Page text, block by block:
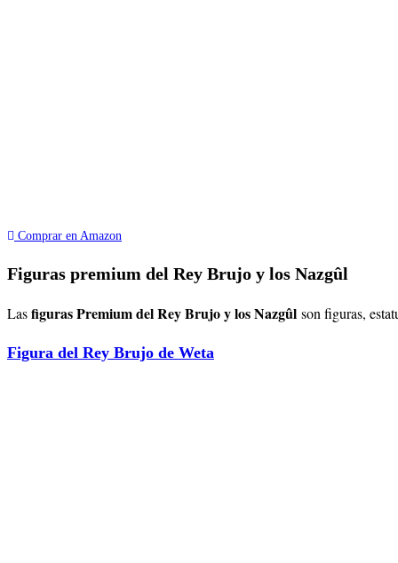
Comprar en Amazon
Figuras premium del Rey Brujo y los Nazgûl
Lasfiguras Premium del Rey Brujo y los Nazgûl son figuras,
Figura del Rey Brujo de Weta